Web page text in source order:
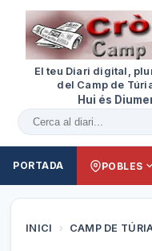
El teu Diari digital,
del Camp de
Hui és
Cercar al diari
PORTADA POBLES
INICI › CAMP DE